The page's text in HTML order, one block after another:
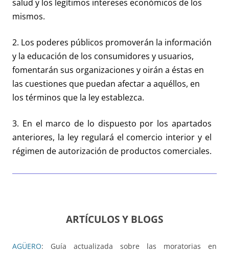
salud y los legítimos intereses económicos de los
mismos.
2. Los poderes públicos promoverán la información
y la educación de los consumidores y usuarios,
fomentarán sus organizaciones y oirán a éstas en
las cuestiones que puedan afectar a aquéllos, en
los términos que la ley establezca.
3. En el marco de lo dispuesto por los apartados
anteriores, la ley regulará el comercio interior y el
régimen de autorización de productos comerciales.
ARTÍCULOS Y BLOGS
AGÜERO: Guía actualizada sobre las moratorias en